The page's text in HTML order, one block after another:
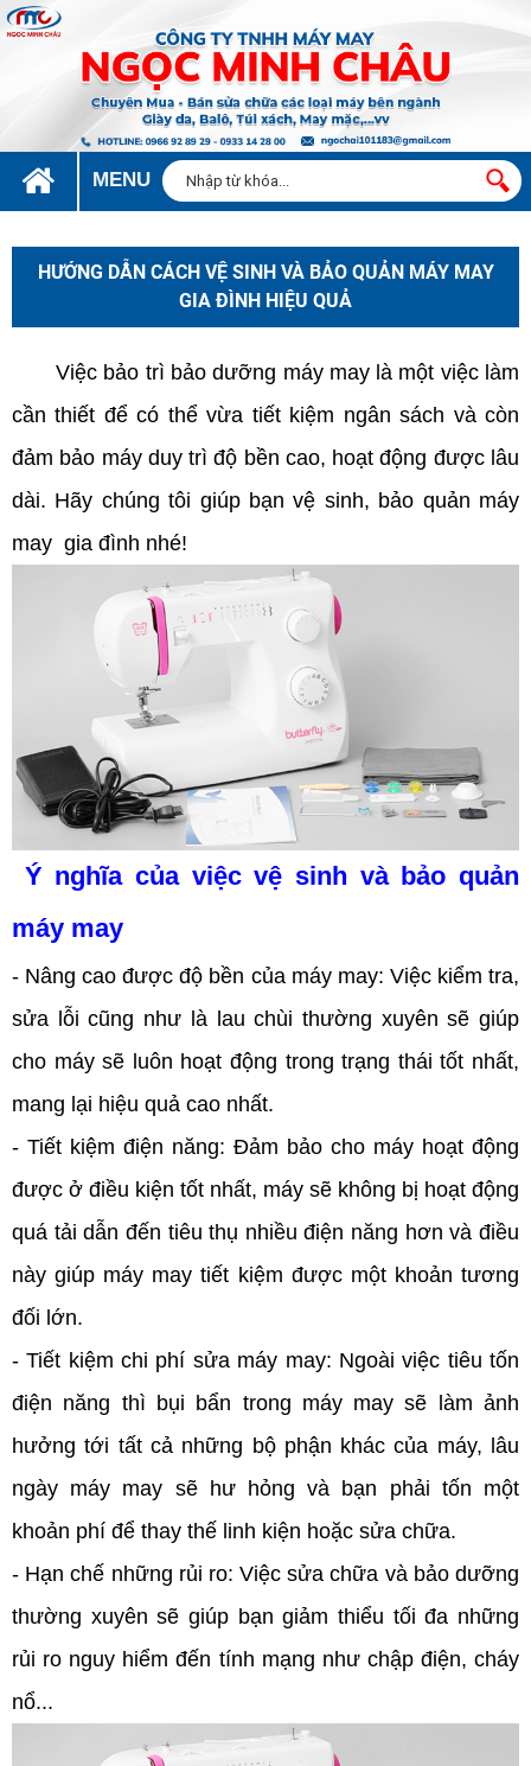
MENU
HƯỚNG DẪN CÁCH VỆ SINH VÀ BẢO QUẢN MÁY MAY
GIA ĐÌNH HIỆU QUẢ
Việc bảo trì bảo dưỡng máy may là một việc làm
cần thiết để có thể vừa tiết kiệm ngân sách và còn
đảm bảo máy duy trì độ bền cao, hoạt động được lâu
dài. Hãy chúng tôi giúp bạn vệ sinh, bảo quản máy
may gia đình nhé!
Ý nghĩa của việc vệ sinh và bảo quản
máy may
- Nâng cao được độ bền của máy may: Việc kiểm tra,
sửa lỗi cũng như là lau chùi thường xuyên sẽ giúp
cho máy sẽ luôn hoạt động trong trạng thái tốt nhất,
mang lại hiệu quả cao nhất.
- Tiết kiệm điện năng: Đảm bảo cho máy hoạt động
được ở điều kiện tốt nhất, máy sẽ không bị hoạt động
quá tải dẫn đến tiêu thụ nhiều điện năng hơn và điều
này giúp máy may tiết kiệm được một khoản tương
đối lớn.
- Tiết kiệm chi phí sửa máy may: Ngoài việc tiêu tốn
điện năng thì bụi bẩn trong máy may sẽ làm ảnh
hưởng tới tất cả những bộ phận khác của máy, lâu
ngày máy may sẽ hư hỏng và bạn phải tốn một
khoản phí để thay thế linh kiện hoặc sửa chữa.
- Hạn chế những rủi ro: Việc sửa chữa và bảo dưỡng
thường xuyên sẽ giúp bạn giảm thiểu tối đa những
rủi ro nguy hiểm đến tính mạng như chập điện, cháy
nổ...